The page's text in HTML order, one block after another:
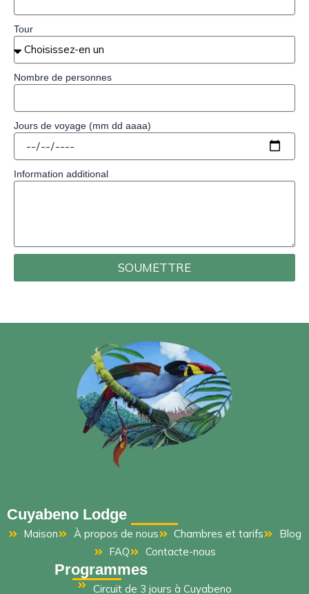
Tour
Nombre de personnes
Jours de voyage (mm dd aaaa)
Information additional
SOUMETTRE
Cuyabeno Lodge
Maison À propos de nous Chambres et tarifs
Blog
FAQ
Contacte-nous
Programmes
Circuit de 3 jours à Cuyabeno